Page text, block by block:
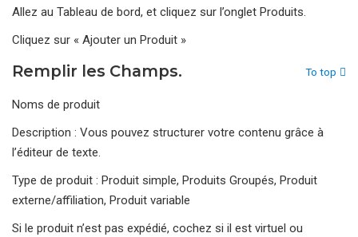
Allez au Tableau de bord, et cliquez sur l’onglet Produits.
Cliquez sur « Ajouter un Produit »
Remplir les Champs. To top
Noms de produit
Description : Vous pouvez structurer votre contenu grâce à
l’éditeur de texte.
Type de produit : Produit simple, Produits Groupés, Produit
externe/affiliation, Produit variable
Si le produit n’est pas expédié, cochez si il est virtuel ou